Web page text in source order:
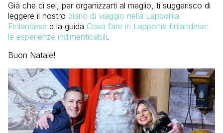
Già che ci sei, per organizzarti al meglio, ti suggerisco di
leggere il nostro diario di viaggio nella Lapponia
Finlandese e la guida Cosa fare in Lapponia finlandese:
le esperienze indimenticabili.
Buon Natale!